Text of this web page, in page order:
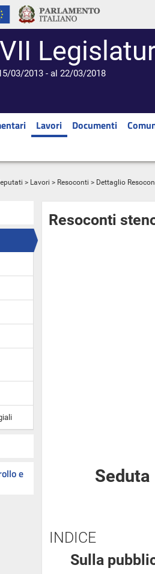
03/2013 - al 22/03/2018
Lavori Documenti
> Lavori > Resoconti > Dettaglio
e
Resoconti
INDICE
Sulla